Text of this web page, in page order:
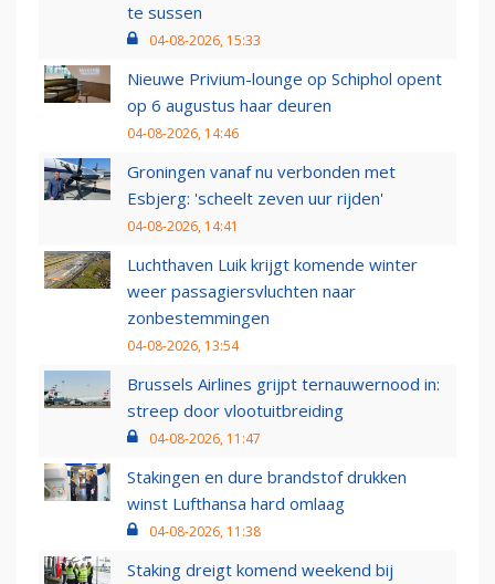
te sussen
04-08-2026, 15:33
Nieuwe Privium-lounge op Schiphol opent
op 6 augustus haar deuren
04-08-2026, 14:46
Groningen vanaf nu verbonden met
Esbjerg: 'scheelt zeven uur rijden'
04-08-2026, 14:41
Luchthaven Luik krijgt komende winter
weer passagiersvluchten naar
zonbestemmingen
04-08-2026, 13:54
Brussels Airlines grijpt ternauwernood in:
streep door vlootuitbreiding
04-08-2026, 11:47
Stakingen en dure brandstof drukken
winst Lufthansa hard omlaag
04-08-2026, 11:38
Staking dreigt komend weekend bij